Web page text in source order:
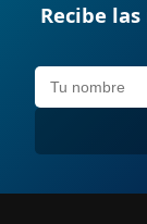
Recibe